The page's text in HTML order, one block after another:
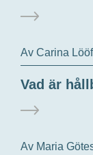
Av Carina Lööf
Vad är
Av Maria